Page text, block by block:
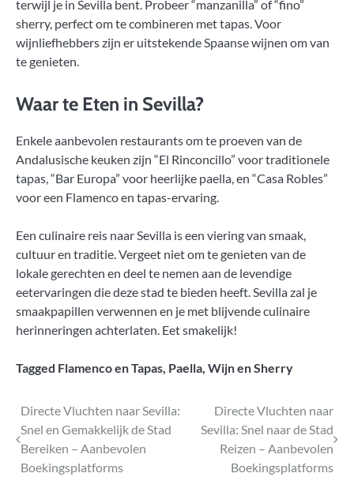
terwijl je in Sevilla bent. Probeer “manzanilla” of “fino”
sherry, perfect om te combineren met tapas. Voor
wijnliefhebbers zijn er uitstekende Spaanse wijnen om van
te genieten.
Waar te Eten in Sevilla?
Enkele aanbevolen restaurants om te proeven van de
Andalusische keuken zijn “El Rinconcillo” voor traditionele
tapas, “Bar Europa” voor heerlijke paella, en “Casa Robles”
voor een Flamenco en tapas-ervaring.
Een culinaire reis naar Sevilla is een viering van smaak,
cultuur en traditie. Vergeet niet om te genieten van de
lokale gerechten en deel te nemen aan de levendige
eetervaringen die deze stad te bieden heeft. Sevilla zal je
smaakpapillen verwennen en je met blijvende culinaire
herinneringen achterlaten. Eet smakelijk!
Tagged Flamenco en Tapas, Paella, Wijn en Sherry
Bericht
navigatie
Directe Vluchten naar Sevilla:
Snel en Gemakkelijk de Stad
Bereiken – Aanbevolen
Boekingsplatforms
Directe Vluchten naar
Sevilla: Snel naar de Stad
Reizen – Aanbevolen
Boekingsplatforms